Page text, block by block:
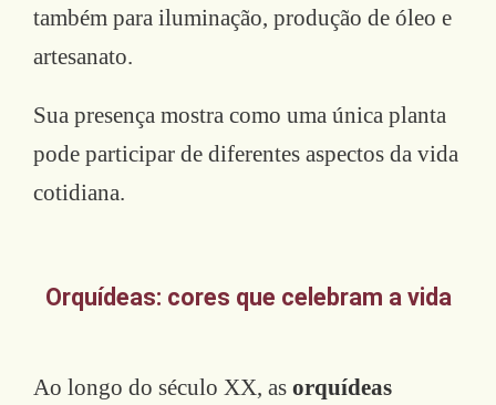
também para iluminação, produção de óleo e
artesanato.
Sua presença mostra como uma única planta
pode participar de diferentes aspectos da vida
cotidiana.
Orquídeas: cores que celebram a vida
Ao longo do século XX, as orquídeas